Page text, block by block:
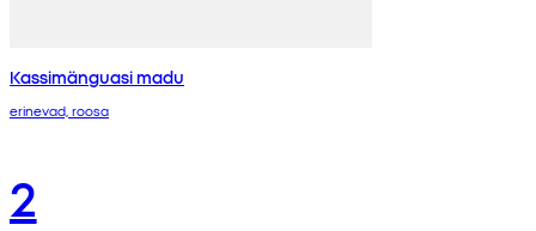
Kassimänguasi madu
erinevad, roosa
2